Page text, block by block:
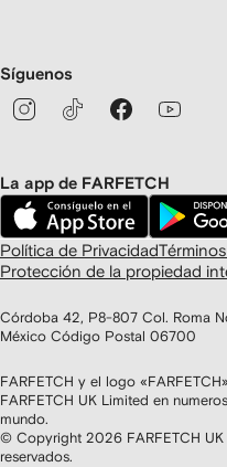
Síguenos
La app de FARFETCH
Política de Privacidad
Protección de la propiedad
Córdoba 42, P8-807 Col. Roma
México Código Postal 06700
FARFETCH y el logo
FARFETCH UK Limited en
mundo.
© Copyright 2026 FARFETCH
reservados.